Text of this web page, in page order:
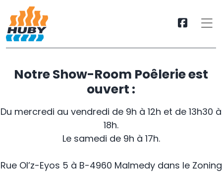
Notre Show-Room Poêlerie est
ouvert :
Du mercredi au vendredi de 9h à 12h et de 13h30 à
18h.
Le samedi de 9h à 17h.
Rue Ol’z-Eyos 5 à B-4960 Malmedy dans le Zoning